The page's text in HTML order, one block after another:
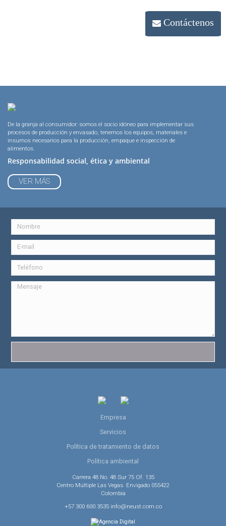
Contáctenos
De la granja al consumidor: somos el socio idóneo para implementar sus
procesos de producción y envasado, tenemos los equipos, materiales e
insumos necesarios para la producción, empaque e inspección de
alimentos.
Responsabilidad social, ética y ambiental
VER MÁS
Empresa
Servicios
Política de tratamiento de datos
Política ambiental
Carrera 48 No. 48 Sur 75 Of. 135
Centro Múltiple Las Vegas. Envigado 055422
Colombia
+57 300 600 3535 info@neust.com.co
Agencia Digital